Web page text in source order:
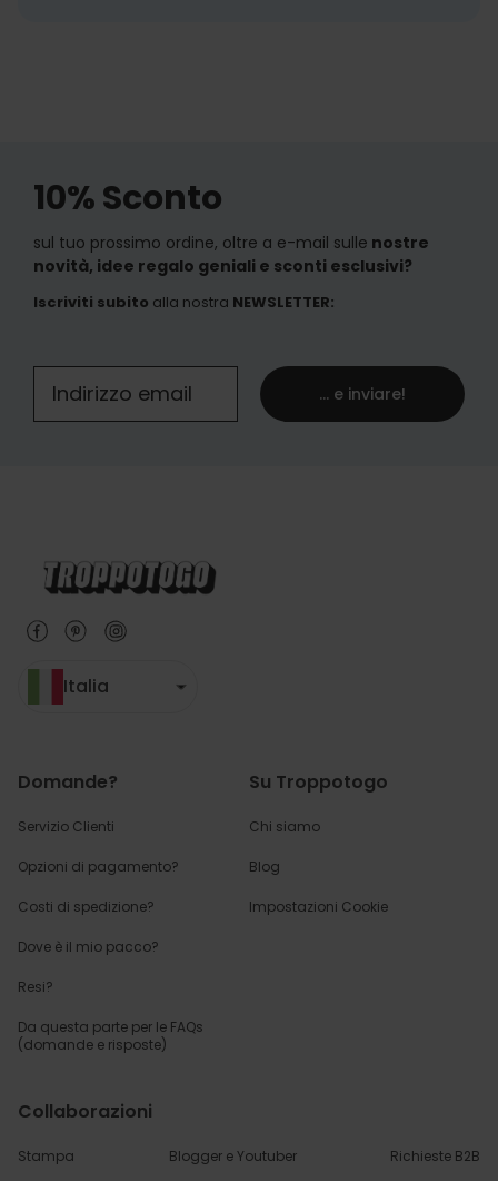
10% Sconto
sul tuo prossimo ordine, oltre a e-mail sulle nostre
novità, idee regalo geniali e sconti esclusivi?
Iscriviti subito alla nostra NEWSLETTER:
... e inviare!
Italia
Domande?
Servizio Clienti
Opzioni di pagamento?
Costi di spedizione?
Dove è il mio pacco?
Resi?
Da questa parte per le FAQs
(domande e risposte)
Su Troppotogo
Chi siamo
Blog
Impostazioni Cookie
Collaborazioni
Stampa Blogger e Youtuber Richieste B2B